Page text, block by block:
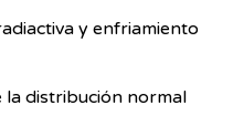
y enfriamiento
la distribución normal